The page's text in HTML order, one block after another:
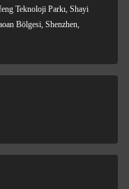
Teknoloji Parkı, Shayi
Bölgesi, Shenzhen,